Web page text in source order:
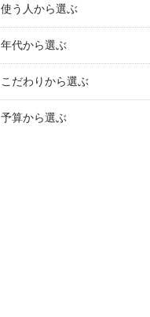
使う人から選ぶ
年代から選ぶ
こだわりから選ぶ
予算から選ぶ